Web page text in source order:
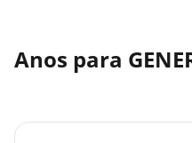
Anos para